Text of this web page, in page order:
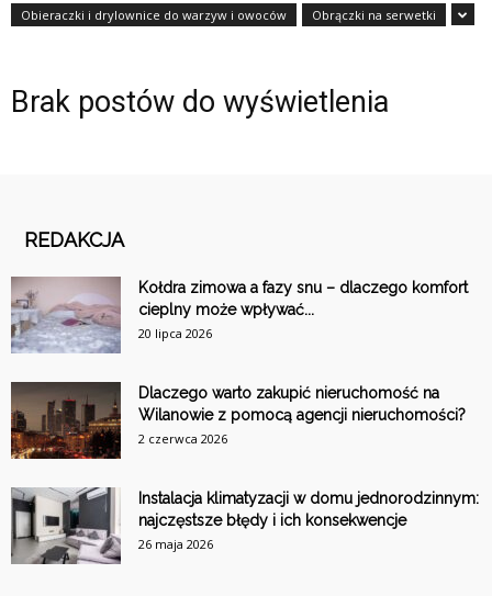
Obieraczki i drylownice do warzyw i owoców Obrączki na serwetki
Brak postów do wyświetlenia
REDAKCJA
Kołdra zimowa a fazy snu – dlaczego komfort
cieplny może wpływać...
20 lipca 2026
Dlaczego warto zakupić nieruchomość na
Wilanowie z pomocą agencji nieruchomości?
2 czerwca 2026
Instalacja klimatyzacji w domu jednorodzinnym:
najczęstsze błędy i ich konsekwencje
26 maja 2026